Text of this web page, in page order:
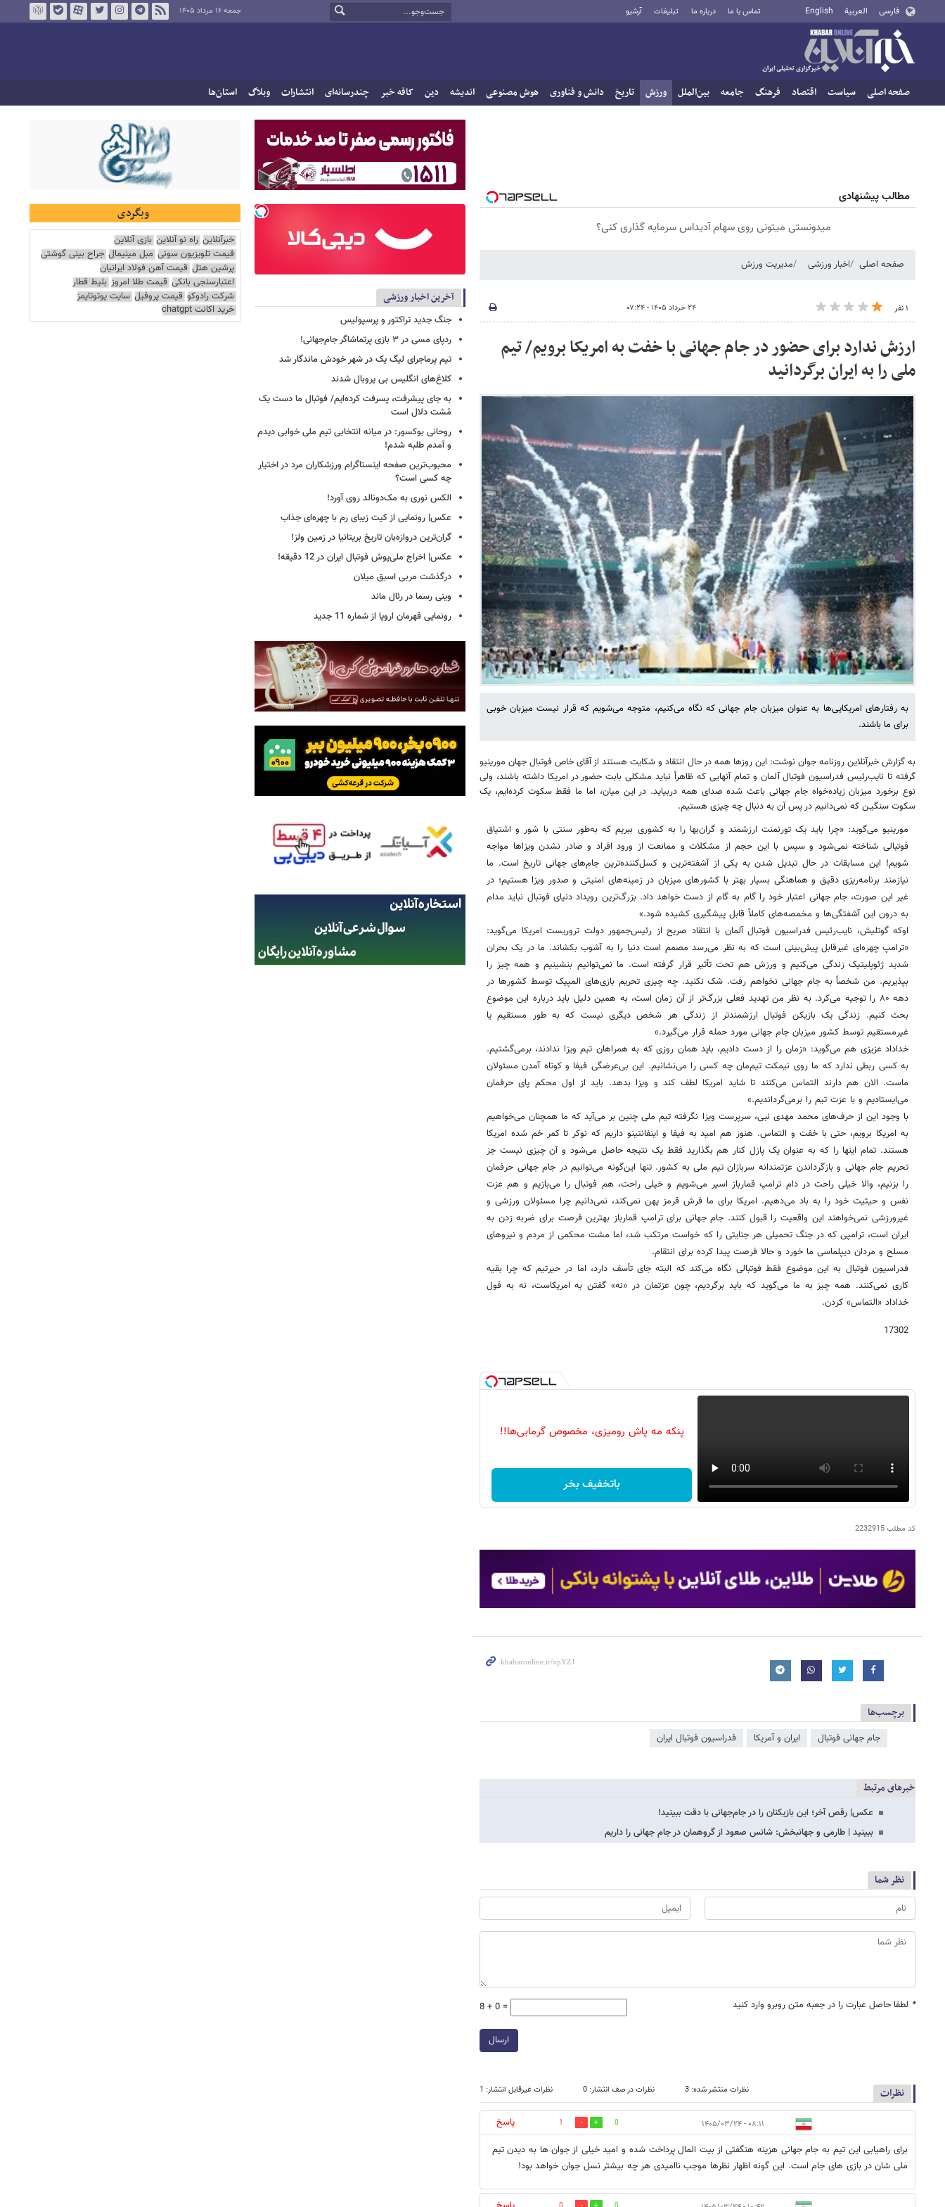
فارسی العربية English تماس با ما درباره ما تبلیغات آرشیو جمعه ۱۶ مرداد ۱۴۰۵
صفحه اصلی سیاست اقتصاد فرهنگ جامعه بین‌الملل ورزش تاریخ دانش و فناوری هوش مصنوعی اندیشه دین کافه خبر چندرسانه‌ای انتشارات وبلاگ استان‌ها
مطالب پیشنهادی
میدونستی میتونی روی سهام آدیداس سرمایه گذاری کنی؟
صفحه اصلی اخبار ورزشی مدیریت ورزش
۱ نفر ۲۴ خرداد ۱۴۰۵ - ۰۷:۲۴
ارزش ندارد برای حضور در جام جهانی با خفت به امریکا برویم/ تیم
ملی را به ایران برگردانید
به رفتارهای امریکایی‌ها به عنوان میزبان جام جهانی که نگاه می‌کنیم، متوجه می‌شویم که قرار نیست میزبان خوبی
برای ما باشند.
به گزارش خبرآنلاین روزنامه جوان نوشت: این روزها همه در حال انتقاد و شکایت هستند از آقای خاص فوتبال جهان مورینیو
گرفته تا نایب‌رئیس فدراسیون فوتبال آلمان و تمام آنهایی که ظاهراً نباید مشکلی بابت حضور در امریکا داشته باشند، ولی
نوع برخورد میزبان زیاده‌خواه جام جهانی باعث شده صدای همه دربیاید. در این میان، اما ما فقط سکوت کرده‌ایم، یک
سکوت سنگیـن که نمی‌دانیم در پس آن به دنبال چه چیزی هستیم.
مورینیو می‌گوید: «چرا باید یک تورنمنت ارزشمند و گران‌بها را به کشوری ببریم که به‌طور سنتی با شور و اشتیاق
فوتبالی شناخته نمی‌شود و سپس با این حجم از مشکلات و ممانعت از ورود افراد و صادر نشدن ویزاها مواجه
شویم! این مسابقات در حال تبدیل شدن به یکی از آشفته‌ترین و کسل‌کننده‌ترین جام‌های جهانی تاریخ است. ما
نیازمند برنامه‌ریزی دقیق و هماهنگی بسیار بهتر با کشورهای میزبان در زمینه‌های امنیتی و صدور ویزا هستیم؛ در
غیر این صورت، جام جهانی اعتبار خود را گام به گام از دست خواهد داد. بزرگ‌ترین رویداد دنیای فوتبال نباید مدام
به درون این آشفتگی‌ها و مخمصه‌های کاملاً قابل پیشگیری کشیده شود.»
اوکه گوتلیش، نایب‌رئیس فدراسیون فوتبال آلمان با انتقاد صریح از رئیس‌جمهور دولت تروریست امریکا می‌گوید:
«ترامپ چهره‌ای غیرقابل پیش‌بینی است که به نظر می‌رسد مصمم است دنیا را به آشوب بکشاند. ما در یک بحران
شدید ژئوپلیتیک زندگی می‌کنیم و ورزش هم تحت تأثیر قرار گرفته است. ما نمی‌توانیم بنشینیم و همه چیز را
بپذیریم. من شخصاً به جام جهانی نخواهم رفت. شک نکنید. چه چیزی تحریم بازی‌های المپیک توسط کشورها در
دهه ۸۰ را توجیه می‌کرد. به نظر من تهدید فعلی بزرگ‌تر از آن زمان است، به همین دلیل باید درباره این موضوع
بحث کنیم. زندگی یک بازیکن فوتبال ارزشمندتر از زندگی هر شخص دیگری نیست که به طور مستقیم یا
غیرمستقیم توسط کشور میزبان جام جهانی مورد حمله قرار می‌گیرد.»
خداداد عزیزی هم می‌گوید: «زمان را از دست دادیم، باید همان روزی که به همراهان تیم ویزا ندادند، برمی‌گشتیم.
به کسی ربطی ندارد که ما روی نیمکت تیم‌مان چه کسی را می‌نشانیم. این بی‌عرضگی فیفا و کوتاه آمدن مسئولان
ماست. الان هم دارند التماس می‌کنند تا شاید امریکا لطف کند و ویزا بدهد. باید از اول محکم پای حرفمان
می‌ایستادیم و با عزت تیم را برمی‌گرداندیم.»
با وجود این از حرف‌های محمد مهدی نبی، سرپرست ویزا نگرفته تیم ملی چنین بر می‌آید که ما همچنان می‌خواهیم
به امریکا برویم، حتی با خفت و التماس. هنوز هم امید به فیفا و اینفانتینو داریم که نوکر تا کمر خم شده امریکا
هستند. تمام اینها را که به عنوان یک پازل کنار هم بگذارید فقط یک نتیجه حاصل می‌شود و آن چیزی نیست جز
تحریم جام جهانی و بازگرداندن عزتمندانه سربازان تیم ملی به کشور. تنها این‌گونه می‌توانیم در جام جهانی حرفمان
را بزنیم، والا خیلی راحت در دام ترامپ قمارباز اسیر می‌شویم و خیلی راحت، هم فوتبال را می‌بازیم و هم عزت
نفس و حیثیت خود را به باد می‌دهیم. امریکا برای ما فرش قرمز پهن نمی‌کند، نمی‌دانیم چرا مسئولان ورزشی و
غیرورزشی نمی‌خواهند این واقعیت را قبول کنند. جام جهانی برای ترامپ قمارباز بهترین فرصت برای ضربه زدن به
ایران است، ترامپی که در جنگ تحمیلی هر جنایتی را که خواست مرتکب شد، اما مشت محکمی از مردم و نیروهای
مسلح و مردان دیپلماسی ما خورد و حالا فرصت پیدا کرده برای انتقام.
فدراسیون فوتبال به این موضوع فقط فوتبالی نگاه می‌کند که البته جای تأسف دارد، اما در حیرتیم که چرا بقیه
کاری نمی‌کنند. همه چیز به ما می‌گوید که باید برگردیم، چون عزتمان در «نه» گفتن به امریکاست، نه به قول
خداداد «التماس» کردن.
17302
پنکه مه پاش رومیزی، مخصوص گرمایی‌ها!!
باتخفیف بخر
کد مطلب2232915
برچسب‌ها
جام جهانی فوتبال ایران و آمریکا فدراسیون فوتبال ایران
خبرهای مرتبط
عکس| رقص آخر؛ این بازیکنان را در جام‌جهانی با دقت ببینید!
ببینید | طارمی و جهانبخش: شانس صعود از گروهمان در جام جهانی را داریم
نظر شما
* لطفا حاصل عبارت را در جعبه متن روبرو وارد کنید 8 + 0 =
ارسال
نظرات نظرات منتشر شده: 3 نظرات در صف انتشار: 0 نظرات غیرقابل انتشار: 1
۰۸:۱۱ - ۱۴۰۵/۰۳/۲۴ 0
1
پاسخ
برای راهیابی این تیم به جام جهانی هزینه هنگفتی از بیت المال پرداخت شده و امید خیلی از جوان ها به دیدن تیم
ملی شان در بازی های جام است. این گونه اظهار نظرها موجب ناامیدی هر چه بیشتر نسل جوان خواهد بود!
آخرین اخبار ورزشی
جنگ جدید تراکتور و پرسپولیس
ردپای مسی در ۳ بازی پرتماشاگر جام‌جهانی!
تیم پرماجرای لیگ یک در شهر خودش ماندگار شد
کلاغ‌های انگلیس بی پروبال شدند
به جای پیشرفت، پسرفت کرده‌ایم/ فوتبال ما دست یک
مُشت دلال است
روحانی بوکسور: در میانه انتخابی تیم ملی خوابی دیدم
و آمدم طلبه شدم!
محبوب‌ترین صفحه اینستاگرام ورزشکاران مرد در اختیار
چه کسی است؟
الکس نوری به مک‌دونالد روی آورد!
عکس| رونمایی از کیت زیبای رم با چهره‌ای جذاب
گران‌ترین دروازه‌بان تاریخ بریتانیا در زمین ولز!
عکس| اخراج ملی‌پوش فوتبال ایران در 12 دقیقه!
درگذشت مربی اسبق میلان
وینی رسما در رئال ماند
رونمایی قهرمان اروپا از شماره 11 جدید
وبگردی
خبرآنلاین راه نو آنلاین بازی آنلاین
قیمت تلویزیون سونی مبل مینیمال جراح بینی گوشتی
پرشین هتل قیمت آهن فولاد ایرانیان
اعتبارسنجی بانکی قیمت طلا امروز بلیط قطار
شرکت رادوکو قیمت پروفیل سایت یوتوتایمز
خرید اکانت chatgpt